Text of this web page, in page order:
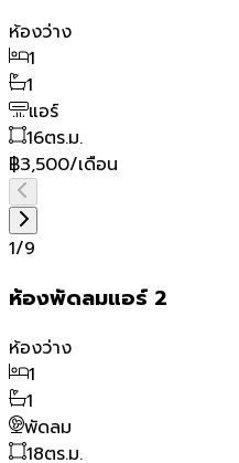
ห้องว่าง
1
1
แอร์
16ตร.ม.
฿3,500/เดือน
1/9
ห้องพัดลมแอร์ 2
ห้องว่าง
1
1
พัดลม
18ตร.ม.